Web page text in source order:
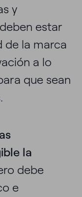
y
estar
de la marca
a lo
que sean
la
debe
e